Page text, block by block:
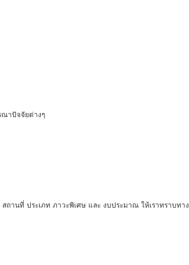
าปัจจัยต่างๆ
ที่ ประเภท ภาวะพิเศษ และ งบประมาณ ให้เราทราบทา